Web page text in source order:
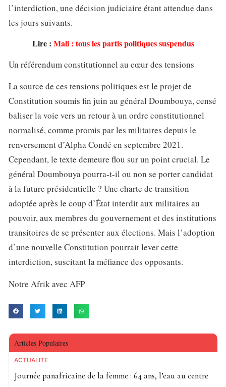
l’interdiction, une décision judiciaire étant attendue dans
les jours suivants.
Lire : Mali : tous les partis politiques suspendus
Un référendum constitutionnel au cœur des tensions
La source de ces tensions politiques est le projet de
Constitution soumis fin juin au général Doumbouya, censé
baliser la voie vers un retour à un ordre constitutionnel
normalisé, comme promis par les militaires depuis le
renversement d’Alpha Condé en septembre 2021.
Cependant, le texte demeure flou sur un point crucial. Le
général Doumbouya pourra-t-il ou non se porter candidat
à la future présidentielle ? Une charte de transition
adoptée après le coup d’État interdit aux militaires au
pouvoir, aux membres du gouvernement et des institutions
transitoires de se présenter aux élections. Mais l’adoption
d’une nouvelle Constitution pourrait lever cette
interdiction, suscitant la méfiance des opposants.
Notre Afrik avec AFP
Articles Populaires
ACTUALITE
Journée panafricaine de la femme : 64 ans, l’eau au centre